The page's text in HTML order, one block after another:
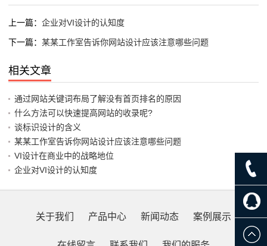
上一篇： 企业对VI设计的认知度
下一篇： 某某工作室告诉你网站设计应该注意哪些问题
相关文章
通过网站关键词布局了解没有首页排名的原因
什么方法可以快速提高网站的收录呢?
谈标识设计的含义
某某工作室告诉你网站设计应该注意哪些问题
VI设计在商业中的战略地位
企业对VI设计的认知度
关于我们 产品中心 新闻动态 案例展示